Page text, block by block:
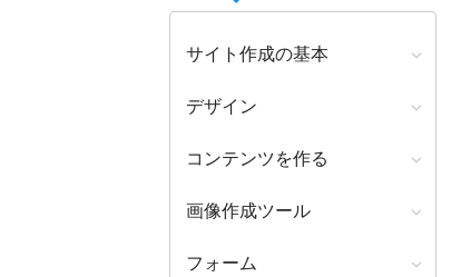
サイト作成の基本
デザイン
コンテンツを作る
画像作成ツール
フォーム